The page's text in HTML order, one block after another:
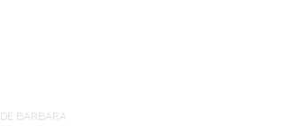
DE BARBARA